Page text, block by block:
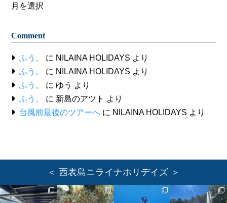
Archive
Comment
ふう。 に NILAINA HOLIDAYS より
ふう。
に NILAINA HOLIDAYS より
ふう。
に ゆう より
ふう。
に 新島のアツト より
台風前最後のツアーへ に NILAINA HOLIDAYS より
＜ 西表島ニライナホリデイズ ＞